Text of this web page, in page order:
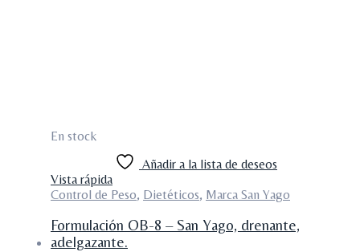
En stock
Añadir a la lista de deseos
Vista rápida
Control de Peso, Dietéticos, Marca San Yago
Formulación OB-8 – San Yago, drenante,
adelgazante.